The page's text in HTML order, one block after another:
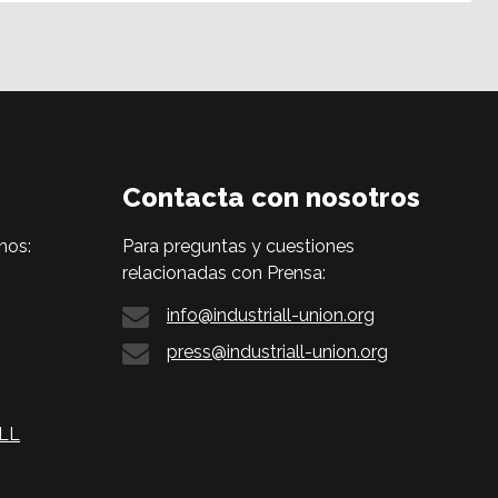
Contacta con nosotros
Para preguntas y cuestiones
relacionadas con Prensa:
info@industriall-union.org
press@industriall-union.org